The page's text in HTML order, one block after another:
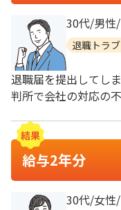
30代/男性
退職トラ
退職届を提出してし
判所で会社の対応の
給与2年分
30代/女性